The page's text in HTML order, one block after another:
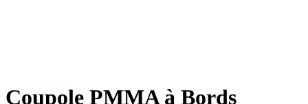
Coupole PMMA à Bords